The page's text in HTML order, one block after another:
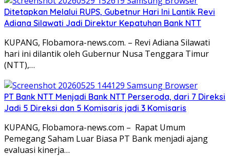
Ditetapkan Melalui RUPS, Gubetnur Hari Ini Lantik Revi
Adiana Silawati Jadi Direktur Kepatuhan Bank NTT
KUPANG, Flobamora-news.com. – Revi Adiana Silawati
hari ini dilantik oleh Gubernur Nusa Tenggara Timur
(NTT),…
PT Bank NTT Menjadi Bank NTT Perseroda, dari 7 Direksi
Jadi 5 Direksi dan 5 Komisaris jadi 3 Komisaris
KUPANG, Flobamora-news.com – Rapat Umum
Pemegang Saham Luar Biasa PT Bank menjadi ajang
evaluasi kinerja…